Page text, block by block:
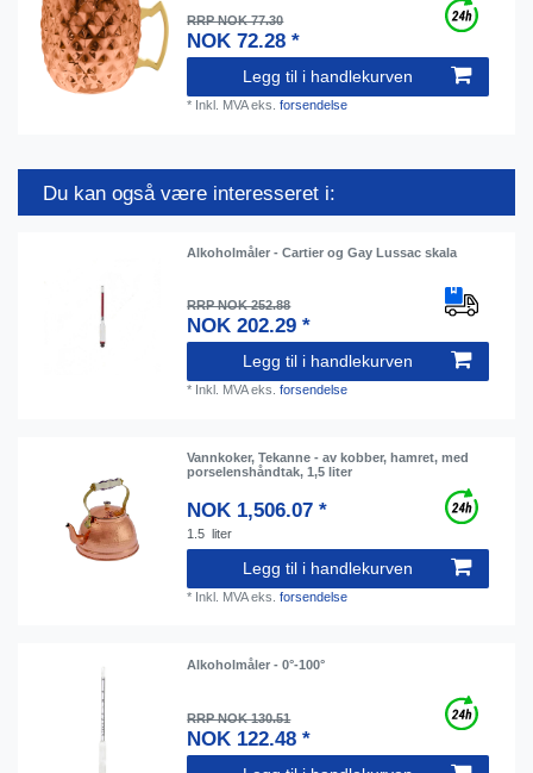
RRP NOK 77.30
NOK 72.28 *
Legg til i handlekurven
* Inkl. MVAeks.forsendelse
Du kan også være interesseret i:
Alkoholmåler - Cartier og Gay Lussac skala
RRP NOK 252.88
NOK 202.29 *
Legg til i handlekurven
* Inkl. MVAeks.forsendelse
Vannkoker, Tekanne - av kobber, hamret, med
porselenshåndtak, 1,5 liter
NOK 1,506.07 *
1.5 liter
Legg til i handlekurven
* Inkl. MVAeks.forsendelse
Alkoholmåler - 0°-100°
RRP NOK 130.51
NOK 122.48 *